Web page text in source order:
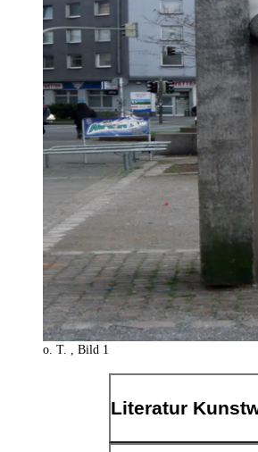
o. T. , Bild 1
Literatur